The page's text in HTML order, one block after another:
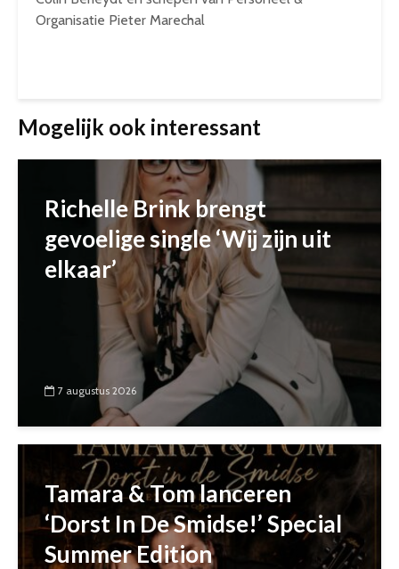
Organisatie Pieter Marechal
Mogelijk ook interessant
Richelle Brink brengt
gevoelige single ‘Wij zijn uit
elkaar’
7 augustus 2026
Tamara & Tom lanceren
‘Dorst In De Smidse!’ Special
Summer Edition